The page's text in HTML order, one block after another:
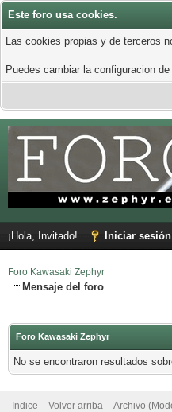
Este foro usa cookies.
Las cookies propias y de terceros
Puedes cambiar la configuracion
¡Hola, Invitado! Iniciar sesión
Foro Kawasaki Zephyr
Mensaje del foro
Foro Kawasaki Zephyr
No se encontraron resultados
Indice Volver arriba Archivo